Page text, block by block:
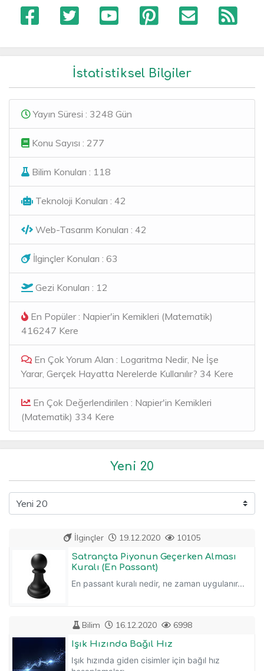
İstatistiksel Bilgiler
Yayın Süresi : 3248 Gün
Konu Sayısı : 277
Bilim Konuları : 118
Teknoloji Konuları : 42
Web-Tasarım Konuları : 42
İlginçler Konuları : 63
Gezi Konuları : 12
En Popüler : Napier'in Kemikleri (Matematik)
416247 Kere
En Çok Yorum Alan : Logaritma Nedir, Ne İşe
Yarar, Gerçek Hayatta Nerelerde Kullanılır? 34 Kere
En Çok Değerlendirilen : Napier'in Kemikleri
(Matematik) 334 Kere
Yeni 20
İlginçler 19.12.2020 10105
Satrançta Piyonun Geçerken Alması
Kuralı (En Passant)
En passant kuralı nedir, ne zaman uygulanır...
Bilim 16.12.2020 6998
Işık Hızında Bağıl Hız
Işık hızında giden cisimler için bağıl hız